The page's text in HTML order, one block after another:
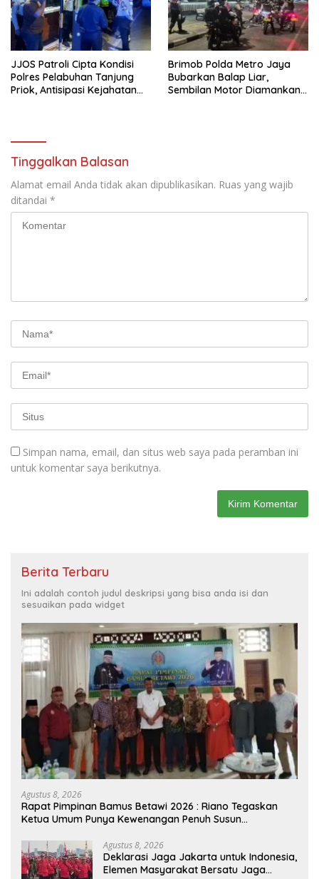
JJOS Patroli Cipta Kondisi
Polres Pelabuhan Tanjung
Priok, Antisipasi Kejahatan
Brimob Polda Metro Jaya
Bubarkan Balap Liar,
Sembilan Motor Diamankan
Tinggalkan Balasan
Alamat email Anda tidak akan dipublikasikan. Ruas yang wajib
ditandai *
Simpan nama, email, dan situs web saya pada peramban ini
untuk komentar saya berikutnya.
Berita Terbaru
Ini adalah contoh judul deskripsi yang bisa anda isi dan
sesuaikan pada widget
Agustus 8, 2026
Rapat Pimpinan Bamus Betawi 2026 : Riano Tegaskan
Ketua Umum Punya Kewenangan Penuh Susun
Agustus 8, 2026
Deklarasi Jaga Jakarta untuk Indonesia,
Elemen Masyarakat Bersatu Jaga